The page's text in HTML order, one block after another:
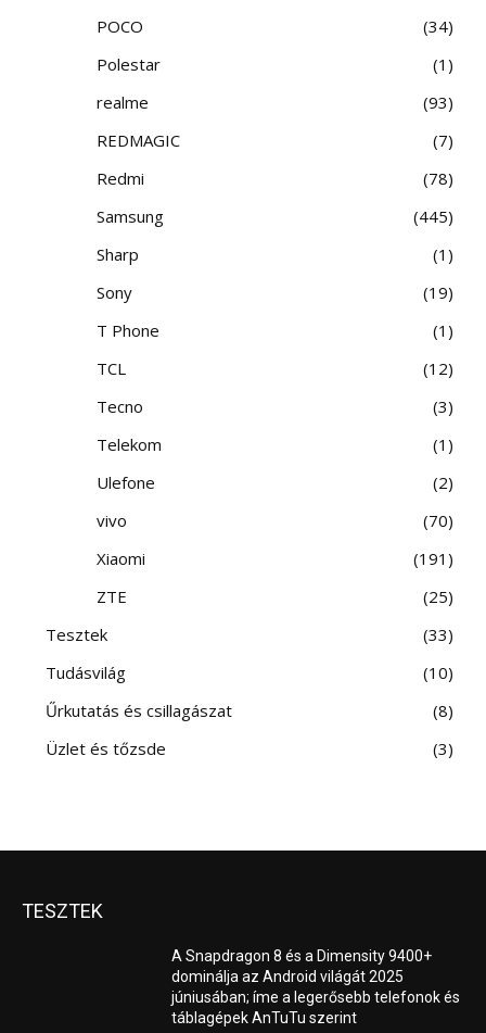
POCO
34
Polestar
1
realme
93
REDMAGIC
7
Redmi
78
Samsung
445
Sharp
1
Sony
19
T Phone
1
TCL
12
Tecno
3
Telekom
1
Ulefone
2
vivo
70
Xiaomi
191
ZTE
25
Tesztek
33
Tudásvilág
10
Űrkutatás és csillagászat
8
Üzlet és tőzsde
3
TESZTEK
A Snapdragon 8 és a Dimensity 9400+
dominálja az Android világát 2025
júniusában; íme a legerősebb telefonok és
táblagépek AnTuTu szerint